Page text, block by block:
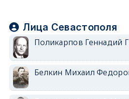
Лица Севастополя
Поликарпов Геннадий
Белкин Михаил